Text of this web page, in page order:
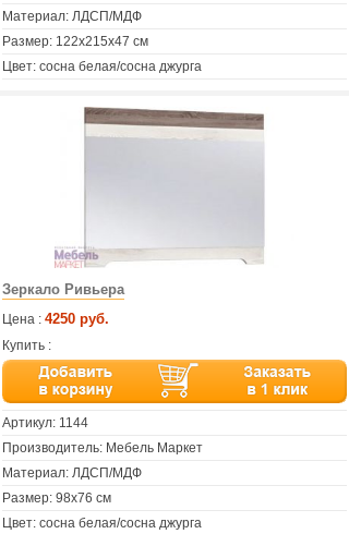
Материал: ЛДСП/МДФ
Размер: 122х215х47 см
Цвет: сосна белая/сосна джурга
Зеркало Ривьера
Цена : 4250 руб.
Купить :
Артикул: 1144
Производитель: Мебель Маркет
Материал: ЛДСП/МДФ
Размер: 98х76 см
Цвет: сосна белая/сосна джурга